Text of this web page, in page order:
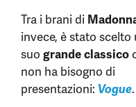
Tra i brani di
invece, è stato scelto
suo grande classico
non ha bisogno di
presentazioni: Vogue.